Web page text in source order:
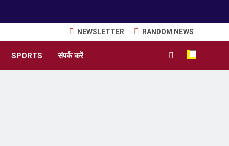
NEWSLETTER RANDOM NEWS
SPORTS संपर्क करें